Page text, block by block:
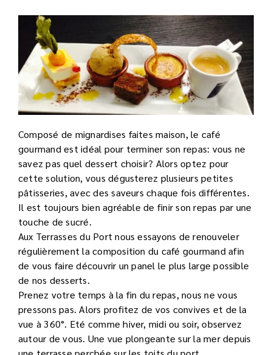
Composé de mignardises faites maison, le café
gourmand est idéal pour terminer son repas: vous ne
savez pas quel dessert choisir? Alors optez pour
cette solution, vous dégusterez plusieurs petites
pâtisseries, avec des saveurs chaque fois différentes.
Il est toujours bien agréable de finir son repas par une
touche de sucré.
Aux Terrasses du Port nous essayons de renouveler
régulièrement la composition du café gourmand afin
de vous faire découvrir un panel le plus large possible
de nos desserts.
Prenez votre temps à la fin du repas, nous ne vous
pressons pas. Alors profitez de vos convives et de la
vue à 360°. Eté comme hiver, midi ou soir, observez
autour de vous. Une vue plongeante sur la mer depuis